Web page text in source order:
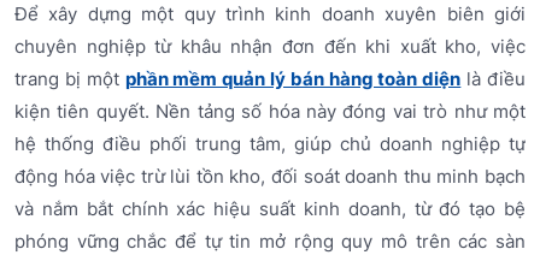
Để xây dựng một quy trình kinh doanh xuyên biên giới
chuyên nghiệp từ khâu nhận đơn đến khi xuất kho, việc
trang bị một phần mềm quản lý bán hàng toàn diện là điều
kiện tiên quyết. Nền tảng số hóa này đóng vai trò như một
hệ thống điều phối trung tâm, giúp chủ doanh nghiệp tự
động hóa việc trừ lùi tồn kho, đối soát doanh thu minh bạch
và nắm bắt chính xác hiệu suất kinh doanh, từ đó tạo bệ
phóng vững chắc để tự tin mở rộng quy mô trên các sàn